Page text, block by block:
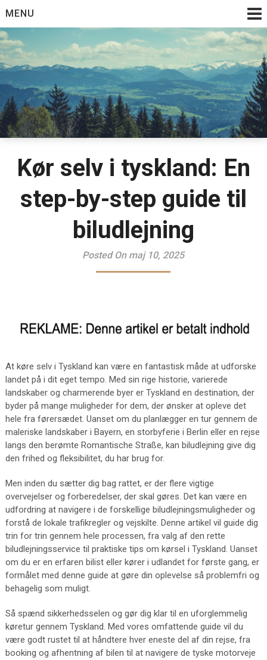
to
content
MENU
Kør selv i tyskland: En
step-by-step guide til
biludlejning
Posted On maj 10, 2025
At køre selv i Tyskland kan være en fantastisk måde at udforske
landet på i dit eget tempo. Med sin rige historie, varierede
landskaber og charmerende byer er Tyskland en destination, der
byder på mange muligheder for dem, der ønsker at opleve det
hele fra førersædet. Uanset om du planlægger en tur gennem de
maleriske landskaber i Bayern, en storbyferie i Berlin eller en rejse
langs den berømte Romantische Straße, kan biludlejning give dig
den frihed og fleksibilitet, du har brug for.
Men inden du sætter dig bag rattet, er der flere vigtige
overvejelser og forberedelser, der skal gøres. Det kan være en
udfordring at navigere i de forskellige biludlejningsmuligheder og
forstå de lokale trafikregler og vejskilte. Denne artikel vil guide dig
trin for trin gennem hele processen, fra valg af den rette
biludlejningsservice til praktiske tips om kørsel i Tyskland. Uanset
om du er en erfaren bilist eller kører i udlandet for første gang, er
formålet med denne guide at gøre din oplevelse så problemfri og
behagelig som muligt.
Så spænd sikkerhedsselen og gør dig klar til en uforglemmelig
køretur gennem Tyskland. Med vores omfattende guide vil du
være godt rustet til at håndtere hver eneste del af din rejse, fra
booking og afhentning af bilen til at navigere de tyske motorveje